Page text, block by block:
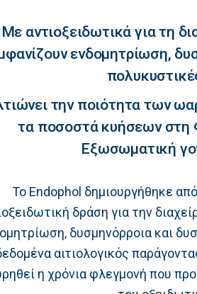
Με αντιοξειδωτικά για τη
ενδομητρίωση,
την ποιότητα των
τα ποσοστά κυήσεων στη
Εξωσωματική
Το Endophol δημιουργήθηκε
δράση για την
δυσμηνόρροια και
αιτιολογικός
η χρόνια φλεγμονή που